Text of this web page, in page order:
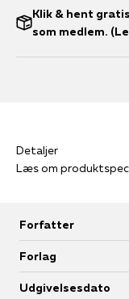
Klik & hent
som medlem.
Detaljer
Læs om
Forfatter
Forlag
Udgivelsesdato